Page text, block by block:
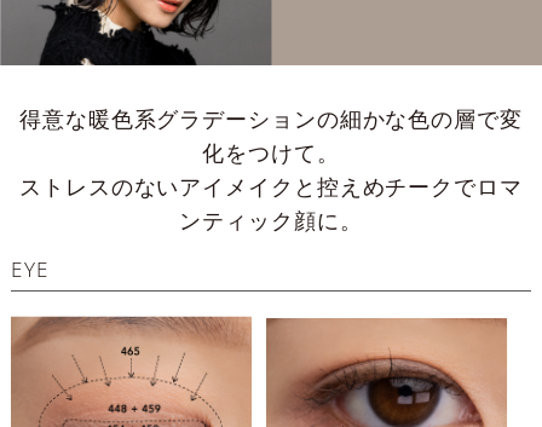
得意な暖色系グラデーションの細かな色の層で変
化をつけて。
ストレスのないアイメイクと控えめチークでロマ
ンティック顔に。
EYE